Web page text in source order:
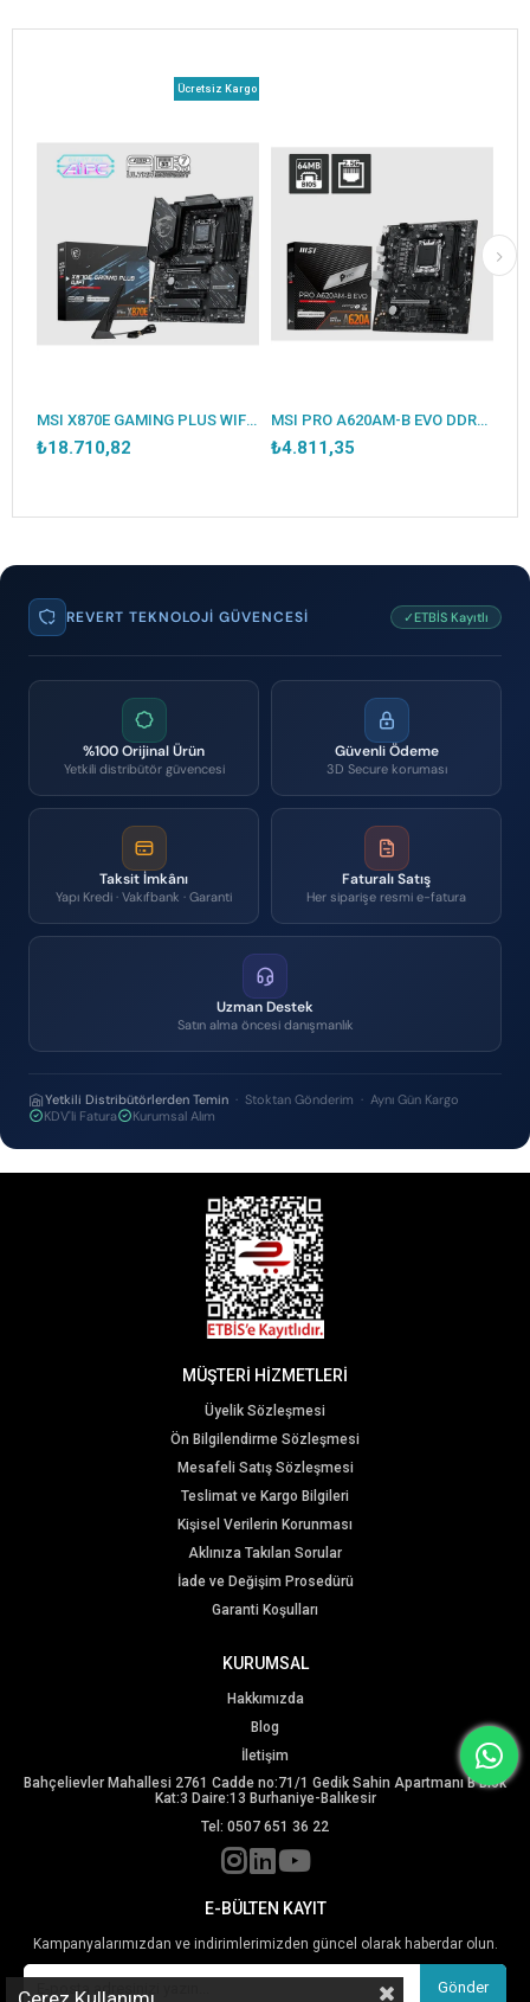
MSI X870E GAMING PLUS WIFI DDR5 8200MT/S 1XHDMI 3XM.2 USB ATX AM5 (AMD AM5 9000/8000/7000 SERİLERİ İLE UYUMLU)
₺18.710,82
Ücretsiz Kargo
MSI PRO A620AM-B EVO DDR5 6800MT/S 1XHDMI 1XVGA 1XM.2 USB MATX AM5 (AMD AM5 9000/8000/7000 SERİ İLE UYUMLU)
₺4.811,35
REVERT TEKNOLOJI GÜVENCESI ✓ETBİS Kayıtlı
%100 Orijinal Ürün
Yetkili distribütör güvencesi
Güvenli Ödeme
3D Secure koruması
Taksit İmkânı
Yapı Kredi · Vakıfbank · Garanti
Faturalı Satış
Her siparişe resmi e-fatura
Uzman Destek
Satın alma öncesi danışmanlık
Yetkili Distribütörlerden Temin · Stoktan Gönderim · Aynı Gün Kargo
KDV'li Fatura
Kurumsal Alım
MÜŞTERİ HİZMETLERİ
Üyelik Sözleşmesi
Ön Bilgilendirme Sözleşmesi
Mesafeli Satış Sözleşmesi
Teslimat ve Kargo Bilgileri
Kişisel Verilerin Korunması
Aklınıza Takılan Sorular
İade ve Değişim Prosedürü
Garanti Koşulları
KURUMSAL
Hakkımızda
Blog
İletişim
Bahçelievler Mahallesi 2761 Cadde no:71/1 Gedik Sahin Apartmanı B Blok
Kat:3 Daire:13 Burhaniye-Balıkesir
Tel: 0507 651 36 22
E-BÜLTEN KAYIT
Kampanyalarımızdan ve indirimlerimizden güncel olarak haberdar olun.
Gönder